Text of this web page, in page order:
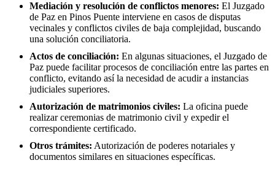
Mediación y resolución de conflictos menores: El Juzgado
de Paz en Pinos Puente interviene en casos de disputas
vecinales y conflictos civiles de baja complejidad, buscando
una solución conciliatoria.
Actos de conciliación: En algunas situaciones, el Juzgado de
Paz puede facilitar procesos de conciliación entre las partes en
conflicto, evitando así la necesidad de acudir a instancias
judiciales superiores.
Autorización de matrimonios civiles: La oficina puede
realizar ceremonias de matrimonio civil y expedir el
correspondiente certificado.
Otros trámites: Autorización de poderes notariales y
documentos similares en situaciones específicas.